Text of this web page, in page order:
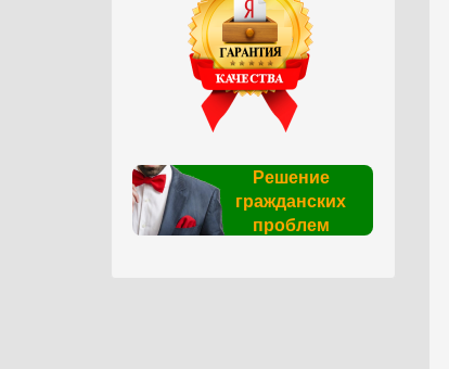
Решение
гражданских
проблем